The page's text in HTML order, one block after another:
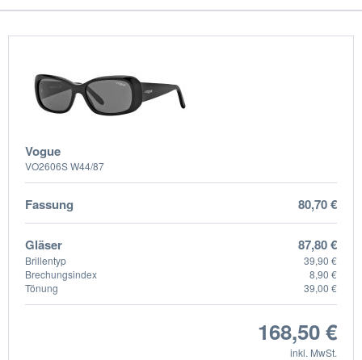
Vogue
VO2606S W44/87
Fassung 80,70 €
Gläser 87,80 €
Brillentyp
39,90 €
Brechungsindex
8,90 €
Tönung
39,00 €
168,50 €
inkl. MwSt.